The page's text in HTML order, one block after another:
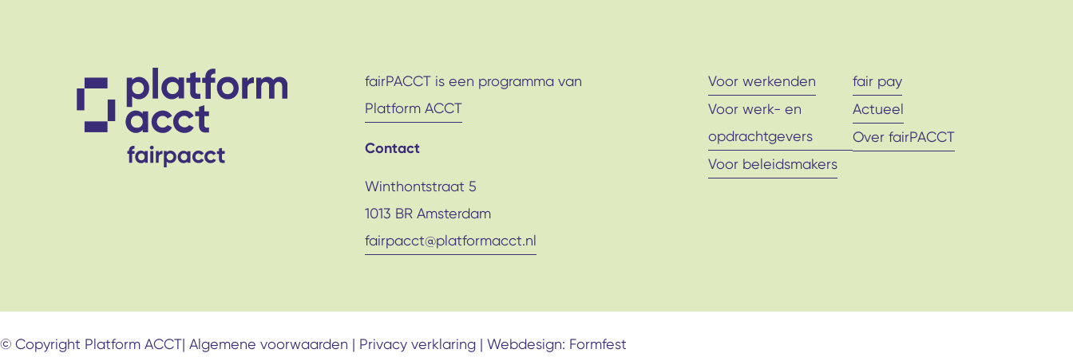
fairPACCT is een programma van
Platform ACCT
Contact
Winthontstraat 5
1013 BR Amsterdam
fairpacct@platformacct.nl
Voor werkenden
Voor werk- en
opdrachtgevers
Voor beleidsmakers
fair pay
Actueel
Over fairPACCT
© Copyright Platform ACCT| Algemene voorwaarden | Privacy verklaring | Webdesign: Formfest